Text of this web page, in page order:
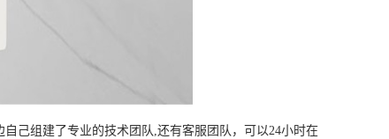
己组建了专业的技术团队,还有客服团队，可以24小时在